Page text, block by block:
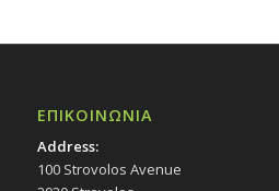
ΕΠΙΚΟΙΝΩΝΙΑ
Address:
100 Strovolos Avenue